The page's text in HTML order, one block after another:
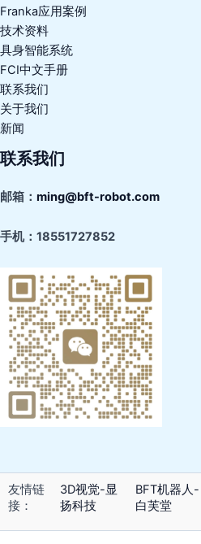
Franka应用案例
技术资料
具身智能系统
FCI中文手册
联系我们
关于我们
新闻
联系我们
邮箱： ming@bft-robot.com
手机： 18551727852
友情链
接：
3D视觉-显
扬科技
BFT机器人-
白芙堂